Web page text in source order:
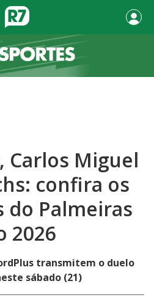
Carlos Miguel
confira os
do Palmeiras
2026
transmitem o duelo
sábado (21)